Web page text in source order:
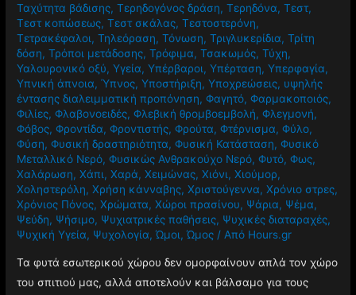
Ταχύτητα βάδισης,Τερηδογόνος δράση,Τερηδόνα,Τεστ,
Τεστ κοπώσεως,Τεστ σκάλας,Τεστοστερόνη,
Τετρακέφαλοι,Τηλεόραση,Τόνωση,Τριγλυκερίδια,Τρίτη
δόση,Τρόποι μετάδοσης,Τρόφιμα,Τσακωμός,Τύχη,
Υαλουρονικό οξύ,Υγεία,Υπέρβαροι,Υπέρταση,Υπερφαγία,
Υπνική άπνοια,Ύπνος,Υποστήριξη,Υποχρεώσεις, υψηλής
έντασης διαλειμματική προπόνηση,Φαγητό,Φαρμακοποιός,
Φιλίες,Φλαβονοειδές,Φλεβική θρομβοεμβολή,Φλεγμονή,
Φόβος,Φροντίδα,Φροντιστής,Φρούτα,Φτέρνισμα,Φύλο,
Φύση,Φυσική δραστηριότητα,Φυσική Κατάσταση,Φυσικό
Μεταλλικό Νερό,Φυσικώς Ανθρακούχο Νερό,Φυτό,Φως,
Χαλάρωση,Χάπι,Χαρά,Χειμώνας,Χιόνι,Χιούμορ,
Χοληστερόλη,Χρήση κάνναβης,Χριστούγεννα,Χρόνιο στρες,
Χρόνιος Πόνος,Χρώματα,Χώροι πρασίνου, Ψάρια, Ψέμα,
Ψεύδη, Ψήσιμο, Ψυχιατρικές παθήσεις, Ψυχικές διαταραχές,
Ψυχική Υγεία, Ψυχολογία,Ώμοι,Ώμος / Από Hours.gr
Τα φυτά εσωτερικού χώρου δεν ομορφαίνουν απλά τον χώρο
του σπιτιού μας, αλλά αποτελούν και βάλσαμο για τους